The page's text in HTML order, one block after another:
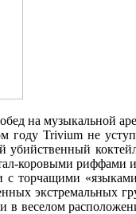
на музыкальной
году Trivium не
коровыми риффами
торчащими
экстремальных
веселом